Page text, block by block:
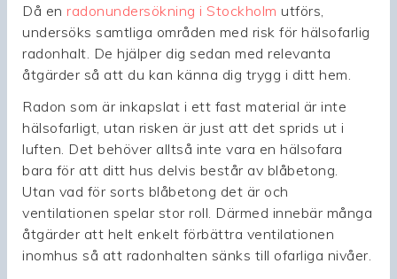
Då enradonundersökning i Stockholm utförs,
undersöks samtliga områden med risk för hälsofarlig
radonhalt. De hjälper dig sedan med relevanta
åtgärder så att du kan känna dig trygg i ditt hem.
Radon som är inkapslat i ett fast material är inte
hälsofarligt, utan risken är just att det sprids ut i
luften. Det behöver alltså inte vara en hälsofara
bara för att ditt hus delvis består av blåbetong.
Utan vad för sorts blåbetong det är och
ventilationen spelar stor roll. Därmed innebär många
åtgärder att helt enkelt förbättra ventilationen
inomhus så att radonhalten sänks till ofarliga nivåer.